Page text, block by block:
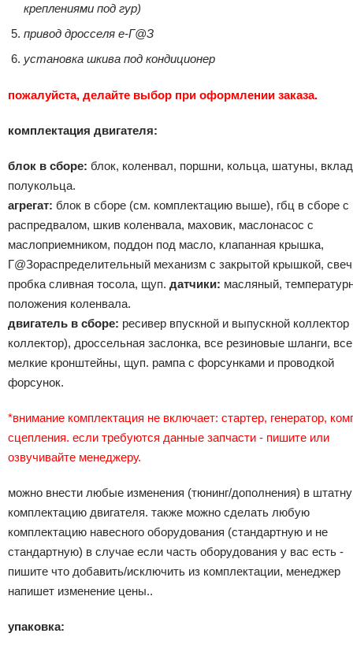
креплениями под гур)
привод дросселя е-Г@З
установка шкива под кондиционер
пожалуйста, делайте выбор при оформлении заказа.
комплектация двигателя:
блок в сборе: блок, коленвал, поршни, кольца, шатуны,
полукольца.
агрегат: блок в сборе (см. комплектацию выше), гбц в сборе с
распредвалом, шкив коленвала, маховик, маслонасос с
маслоприемником, поддон под масло, клапанная крышка,
Г@Зораспределительный механизм с закрытой крышкой,
пробка сливная тосола, щуп. датчики: масляный,
положения коленвала.
двигатель в сборе: ресивер впускной и выпускной коллектор
коллектор), дроссельная заслонка, все резиновые шланги, все
мелкие кронштейны, щуп. рампа с форсунками и проводкой
форсунок.
*внимание комплектация не включает: стартер, генератор,
сцепления. если требуются данные запчасти - пишите или
озвучивайте менеджеру.
можно внести любые изменения (тюнинг/дополнения) в
комплектацию двигателя. также можно сделать любую
комплектацию навесного оборудования (стандартную и не
стандартную) в случае если часть оборудования у вас есть -
пишите что добавить/исключить из комплектации, менеджер
напишет изменение цены..
упаковка: